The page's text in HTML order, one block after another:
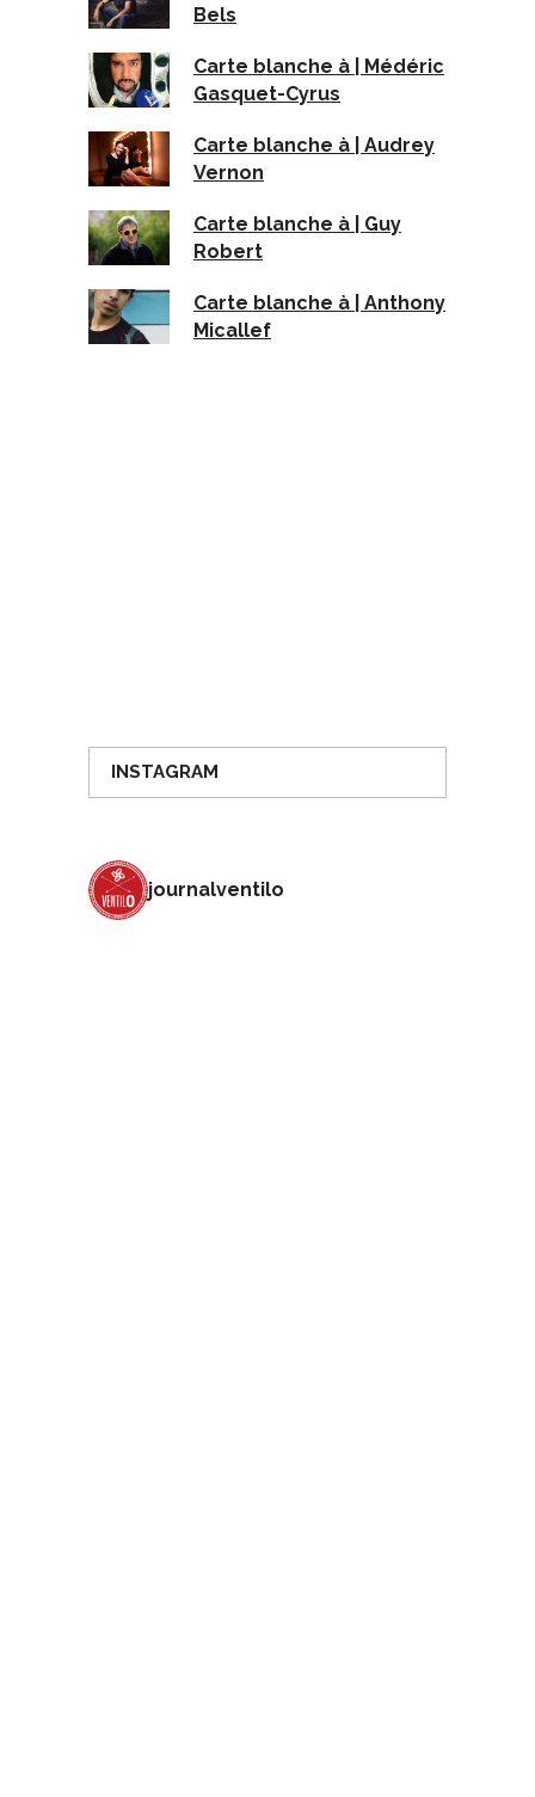
Bels
Carte blanche à | Médéric
Gasquet-Cyrus
Carte blanche à | Audrey
Vernon
Carte blanche à | Guy
Robert
Carte blanche à | Anthony
Micallef
INSTAGRAM
journalventilo